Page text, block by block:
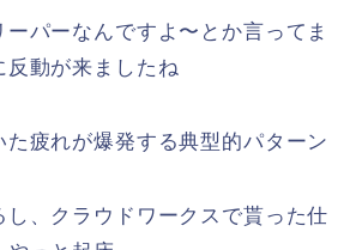
パーなんですよ〜とか言ってま
反動が来ましたね
疲れが爆発する典型的パターン
し、クラウドワークスで貰った仕